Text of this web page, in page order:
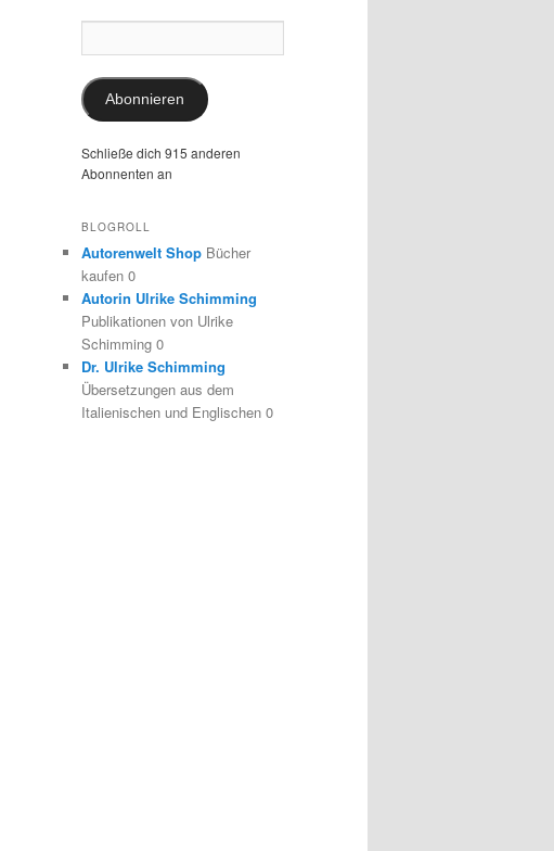
Mail-
Abonnieren
Schließe dich 915 anderen
Abonnenten an
BLOGROLL
Autorenwelt Shop Bücher
kaufen 0
Autorin Ulrike Schimming
Publikationen von Ulrike
Schimming 0
Dr. Ulrike Schimming
Übersetzungen aus dem
Italienischen und Englischen 0